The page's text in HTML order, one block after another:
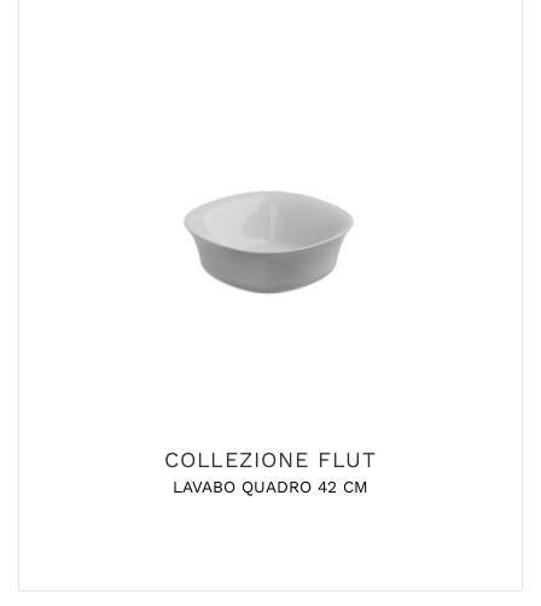
COLLEZIONE FLUT
LAVABO QUADRO 42 CM